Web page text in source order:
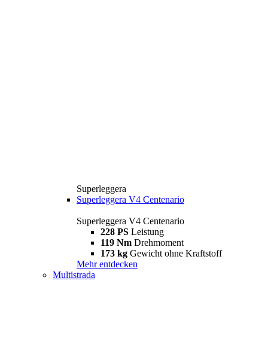
Superleggera
Superleggera V4 Centenario
Superleggera V4 Centenario
228 PS Leistung
119 Nm Drehmoment
173 kg Gewicht ohne Kraftstoff
Mehr entdecken
Multistrada